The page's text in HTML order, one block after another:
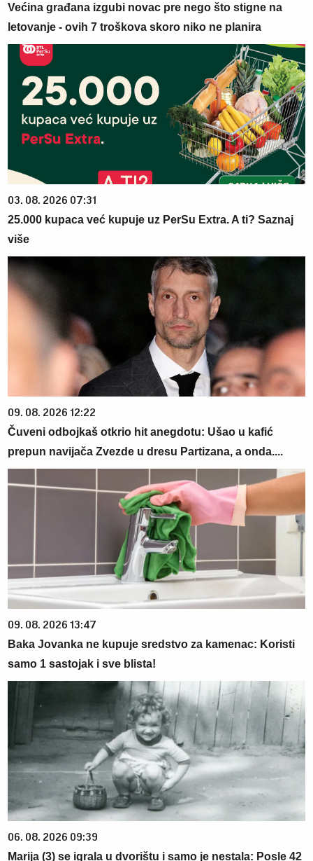
Većina građana izgubi novac pre nego što stigne na
letovanje - ovih 7 troškova skoro niko ne planira
03. 08. 2026 07:31
25.000 kupaca već kupuje uz PerSu Extra. A ti? Saznaj
više
09. 08. 2026 12:22
Čuveni odbojkaš otkrio hit anegdotu: Ušao u kafić
prepun navijača Zvezde u dresu Partizana, a onda....
09. 08. 2026 13:47
Baka Jovanka ne kupuje sredstvo za kamenac: Koristi
samo 1 sastojak i sve blista!
06. 08. 2026 09:39
Marija (3) se igrala u dvorištu i samo je nestala: Posle 42